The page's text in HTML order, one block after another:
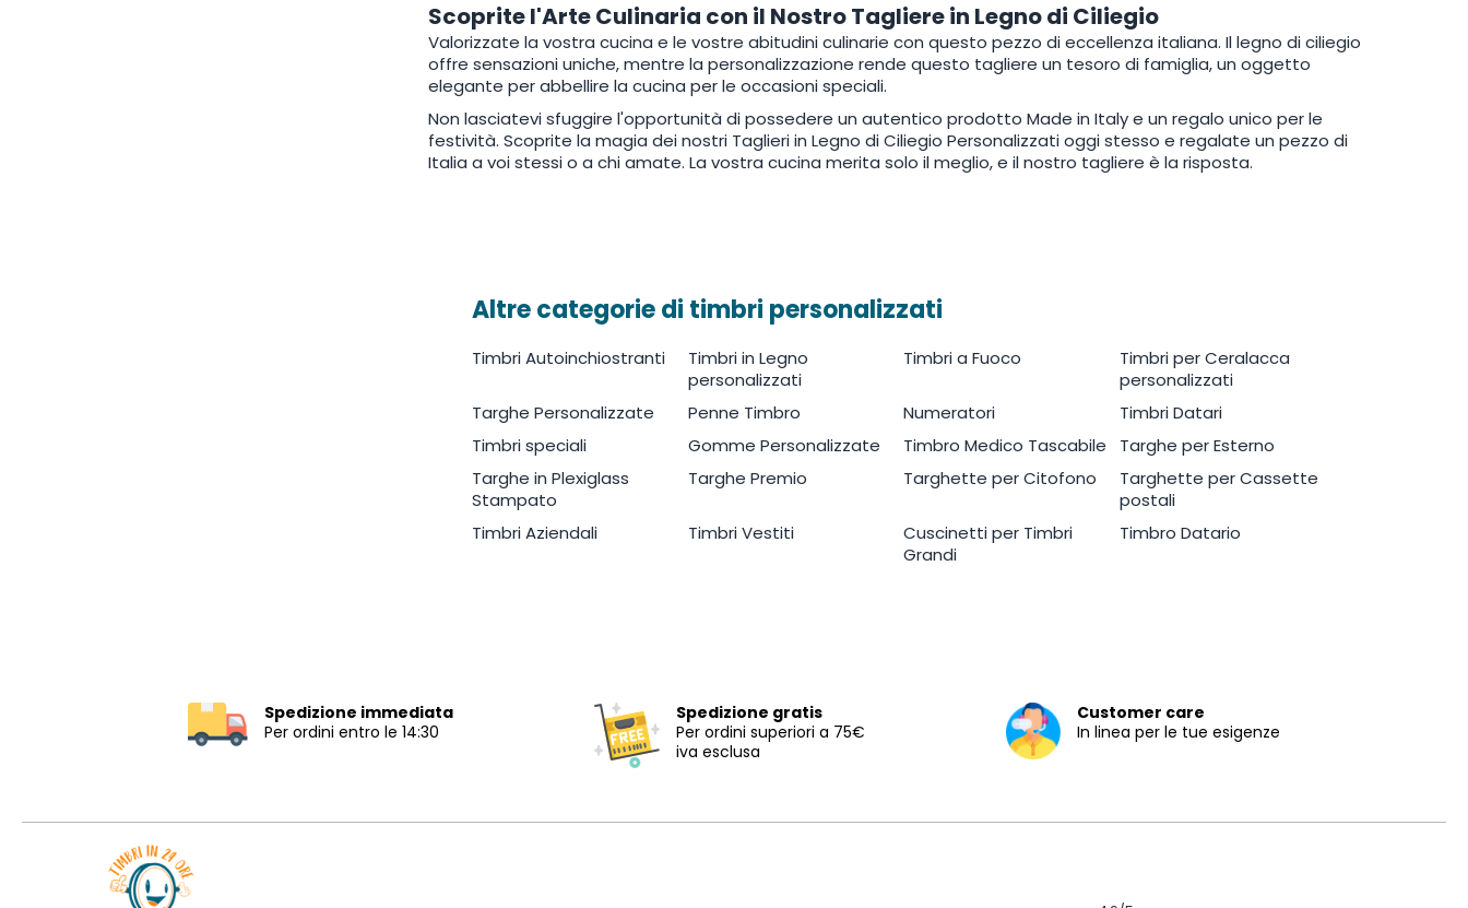
Scoprite l'Arte Culinaria con il Nostro Tagliere in Legno di Ciliegio
Valorizzate la vostra cucina e le vostre abitudini culinarie con questo pezzo di eccellenza italiana. Il legno di ciliegio
offre sensazioni uniche, mentre la personalizzazione rende questo tagliere un tesoro di famiglia, un oggetto
elegante per abbellire la cucina per le occasioni speciali.
Non lasciatevi sfuggire l'opportunità di possedere un autentico prodotto Made in Italy e un regalo unico per le
festività. Scoprite la magia dei nostri Taglieri in Legno di Ciliegio Personalizzati oggi stesso e regalate un pezzo di
Italia a voi stessi o a chi amate. La vostra cucina merita solo il meglio, e il nostro tagliere è la risposta.
Altre categorie di timbri personalizzati
Timbri Autoinchiostranti
Timbri in Legno
personalizzati
Timbri a Fuoco
Timbri per Ceralacca
personalizzati
Targhe Personalizzate
Penne Timbro Numeratori
Timbri Datari
Timbri speciali
Gomme Personalizzate Timbro Medico Tascabile
Targhe per Esterno
Targhe in Plexiglass
Stampato
Targhe Premio Targhette per Citofono
Targhette per Cassette
postali
Timbri Aziendali
Timbri Vestiti
Cuscinetti per Timbri
Grandi
Timbro Datario
Spedizione immediata
Per ordini entro le 14:30
Spedizione gratis
Per ordini superiori a 75€
iva esclusa
Customer care
In linea per le tue esigenze